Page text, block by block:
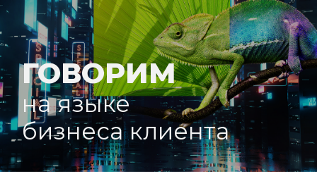
ГОВОРИМ
на языке
бизнеса клиента